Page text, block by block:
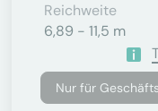
Reichweite
6,89 - 11,5 m
Nur für